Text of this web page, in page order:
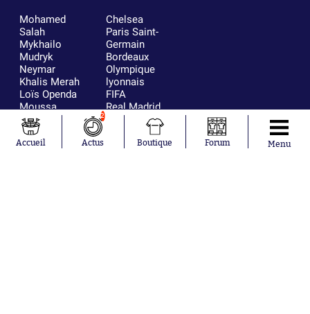
Mohamed
Salah
Mykhailo
Mudryk
Neymar
Khalis Merah
Loïs Openda
Moussa
Niakhaté
Nicolás
Tagliafico
Chelsea
Paris Saint-
Germain
Bordeaux
Olympique
lyonnais
FIFA
Real Madrid
RC Strasbourg
Accueil
2
Actus Boutique Forum Menu